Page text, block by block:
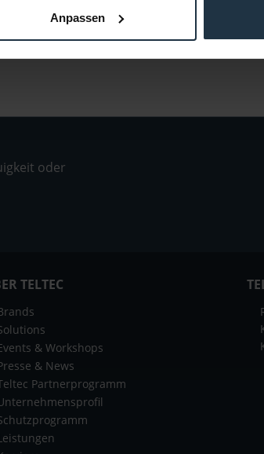
Anpassen
oder
TELTEC
& Workshops
& News
Partnerprogramm